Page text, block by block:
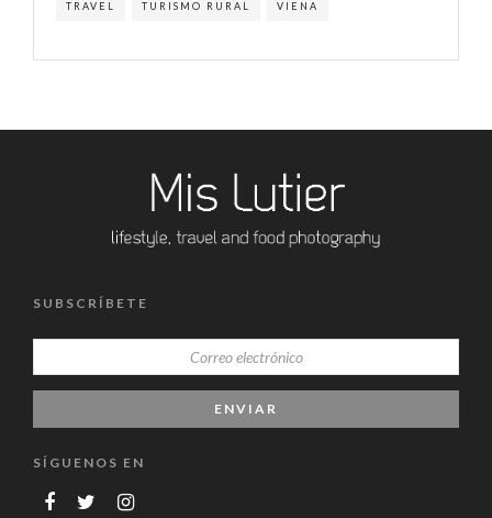
TRAVEL TURISMO RURAL VIENA
SUBSCRÍBETE
SÍGUENOS EN